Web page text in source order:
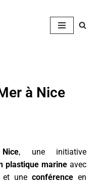
à Nice
Nice, une initiative
plastique marineavec
uneconférence en